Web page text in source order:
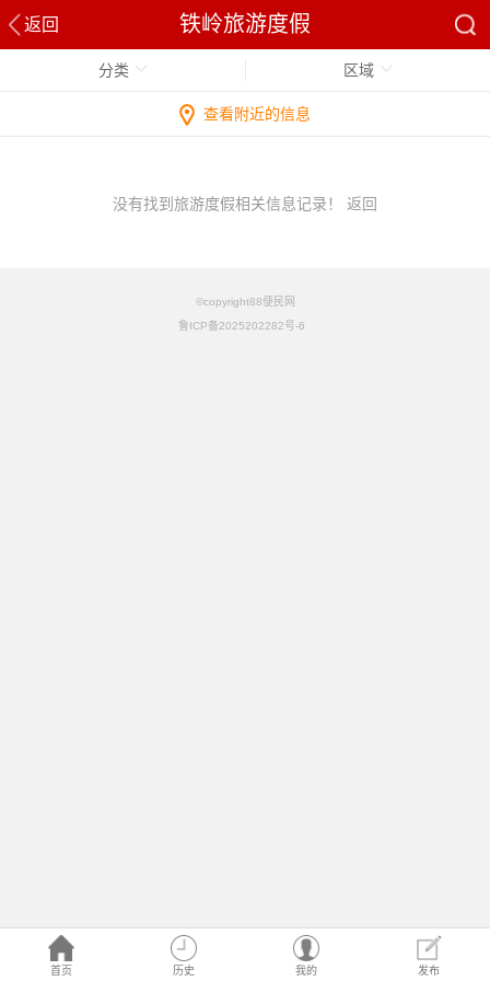
返回 铁岭旅游度假
首页 历史 我的 发布
分类 区域
查看附近的信息
没有找到旅游度假相关信息记录！ 返回
©copyright88便民网
鲁ICP备2025202282号-6